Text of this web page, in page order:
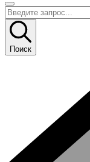
Поиск